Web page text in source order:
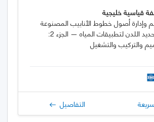
قياسية خليجية
وإدارة أصول خطوط الأنابيب المصنوعة
من الحديد اللدن لتطبيقات المياه — الجزء 2:
والتركيب والتشغيل
التفاصيل